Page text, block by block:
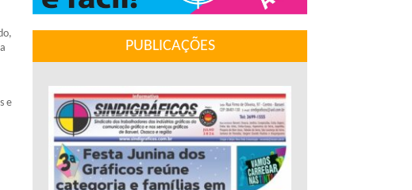
e
PUBLICAÇÕES